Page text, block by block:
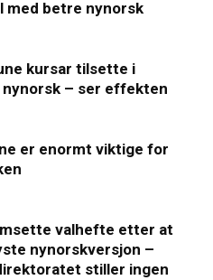
med betre nynorsk
kursar tilsette i
nynorsk – ser effekten
er enormt viktige for
valhefte etter at
nynorskversjon –
stiller ingen